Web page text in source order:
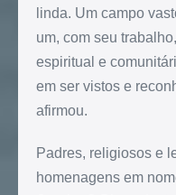
linda. Um campo
um, com seu
espiritual e
em ser vistos e
afirmou.
Padres, religiosos e
homenagens em